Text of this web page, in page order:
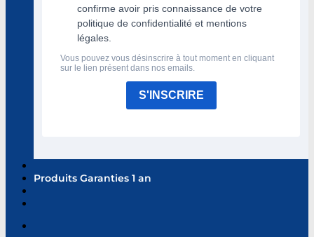
confirme avoir pris connaissance de votre
politique de confidentialité et mentions
légales.
Vous pouvez vous désinscrire à tout moment en cliquant
sur le lien présent dans nos emails.
S'INSCRIRE
Produits Garanties 1 an